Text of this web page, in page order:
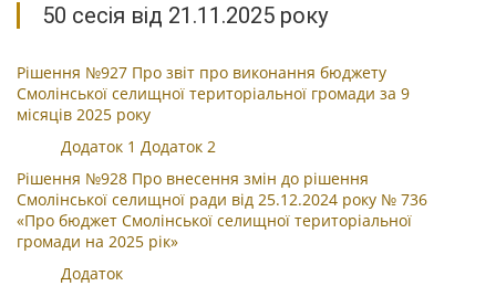
50 сесія від 21.11.2025 року
Рішення №927 Про звіт про виконання бюджету
Смолінської селищної територіальної громади за 9
місяців 2025 року
Додаток 1 Додаток 2
Рішення №928 Про внесення змін до рішення
Смолінської селищної ради від 25.12.2024 року № 736
«Про бюджет Смолінської селищної територіальної
громади на 2025 рік»
Додаток